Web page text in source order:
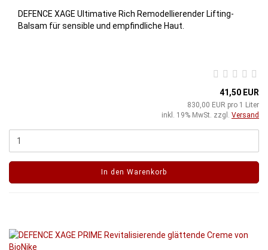
DEFENCE XAGE Ultimative Rich Remodellierender Lifting-
Balsam für sensible und empfindliche Haut.
41,50 EUR
830,00 EUR pro 1 Liter
inkl. 19% MwSt. zzgl. Versand
In den Warenkorb